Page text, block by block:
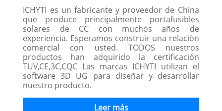
ICHYTI es un fabricante y proveedor de China
que produce principalmente portafusibles
solares de CC con muchos años de
experiencia. Esperamos construir una relación
comercial con usted. TODOS nuestros
productos han adquirido la certificación
TUV,CE,3C,CQC Las marcas ICHYTI utilizan el
software 3D UG para diseñar y desarrollar
nuestro producto.
Leer más